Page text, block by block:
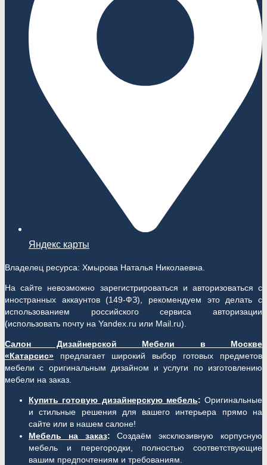
Яндекс карты
Владелец ресурса: Хмырова Наталья Николаевна.
На сайте невозможно зарегистрироваться и авторизоваться с
иностранных аккаунтов (149-ФЗ), рекомендуем это делать с
использованием российского сервиса авторизации
(использовать почту на Yandex.ru или Mail.ru).
Салон Дизайнерской Мебели в Москве
«Катарсис»
предлагает широкий выбор готовых предметов
мебели с оригинальным дизайном и услуги по изготовлению
мебели на заказ.
Купить готовую дизайнерскую мебель: Оригинальные
и стильные решения для вашего интерьера прямо на
сайте или в нашем салоне!
Мебель на заказ: Создаём эксклюзивную корпусную
мебель и перегородки, полностью соответствующие
вашим предпочтениям и требованиям.